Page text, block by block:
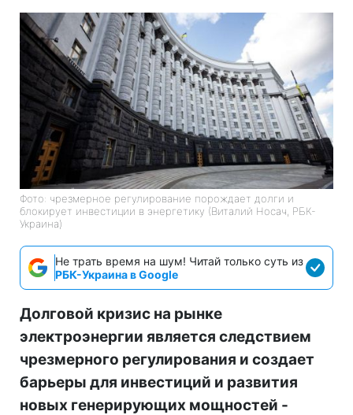
Фото: чрезмерное регулирование порождает долги и
блокирует инвестиции в энергетику (Виталий Носач, РБК-
Украина)
Не трать время на шум! Читай только суть из
РБК-Украина в Google
Долговой кризис на рынке
электроэнергии является следствием
чрезмерного регулирования и создает
барьеры для инвестиций и развития
новых генерирующих мощностей -